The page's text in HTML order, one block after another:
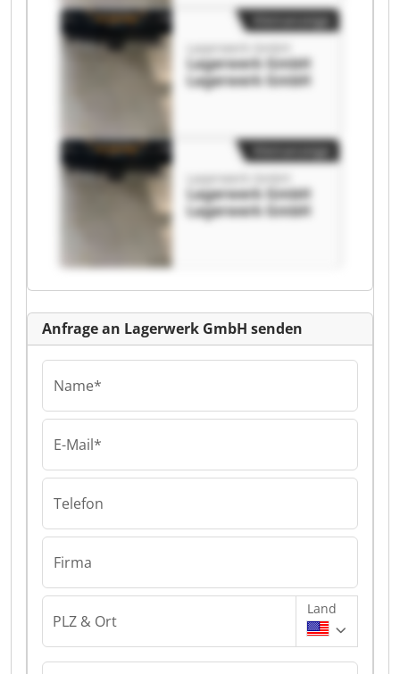
Lagerwerk GmbH
Lagerwerk GmbH
Lagerwerk GmbH
Lagerwerk GmbH
Lagerwerk GmbH
Lagerwerk GmbH
Anfrage an Lagerwerk GmbH senden
Name*
E-Mail*
Telefon
Firma
PLZ & Ort
Land